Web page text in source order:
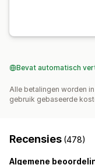
Bevat automatisch
Alle betalingen worden
gebruik gebaseerde
Recensies (478)
Algemene